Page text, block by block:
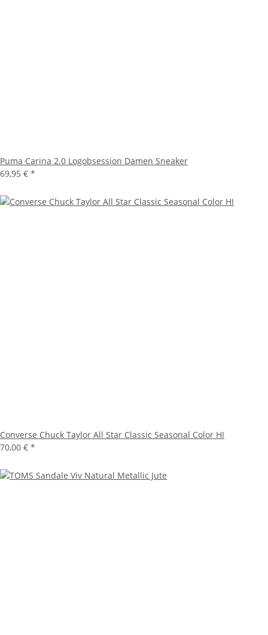
Puma Carina 2.0 Logobsession Damen Sneaker
69,95 € *
Converse Chuck Taylor All Star Classic Seasonal Color HI
70,00 € *